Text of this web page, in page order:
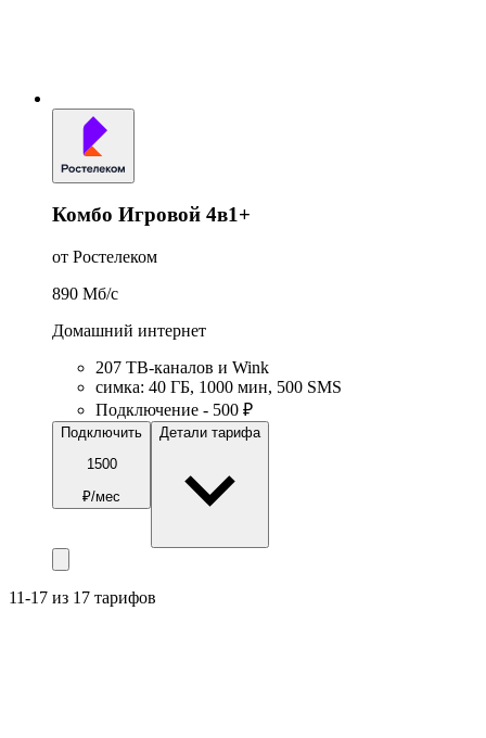
Комбо Игровой 4в1+
от Ростелеком
890 Мб/c
Домашний интернет
207 ТВ-каналов и Wink
симка: 40 ГБ, 1000 мин, 500 SMS
Подключение - 500 ₽
Подключить
1500
₽/мес
Детали тарифа
11-17 из 17 тарифов